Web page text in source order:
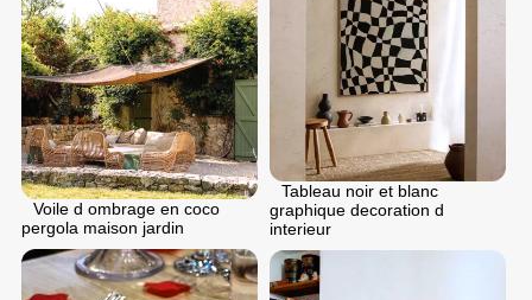
Tableau noir et blanc
graphique decoration d
interieur
Voile d ombrage en coco
pergola maison jardin